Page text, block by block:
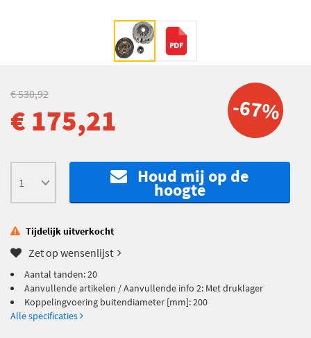
-67%
€ 530,92
€ 175,21
Houd mij op de
hoogte
Tijdelijk uitverkocht
Zet op wensenlijst
Aantal tanden: 20
Aanvullende artikelen / Aanvullende info 2: Met druklager
Koppelingvoering buitendiameter [mm]: 200
Alle specificaties